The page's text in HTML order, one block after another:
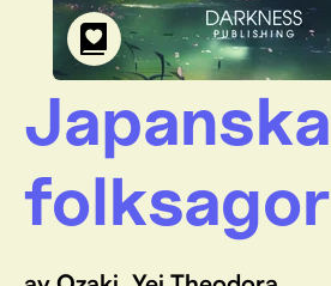
Japanska
folksagor